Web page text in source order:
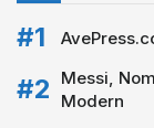
Messi,
Modern